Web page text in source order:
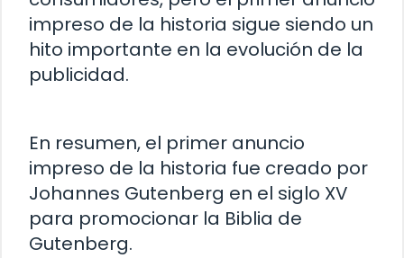
impreso de la historia sigue siendo un
hito importante en la evolución de la
publicidad.
En resumen, el primer anuncio
impreso de la historia fue creado por
Johannes Gutenberg en el siglo XV
para promocionar la Biblia de
Gutenberg.